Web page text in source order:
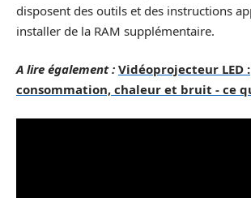
disposent des outils et des instructions
installer de la RAM supplémentaire.
A lire également : Vidéoprojecteur LED :
consommation, chaleur et bruit - ce